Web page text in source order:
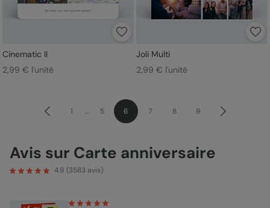
Cinematic II
2,99 € l'unité
Joli Multi
2,99 € l'unité
1 … 5 6 7 8 9
Avis sur Carte anniversaire
4.9 (3583 avis)